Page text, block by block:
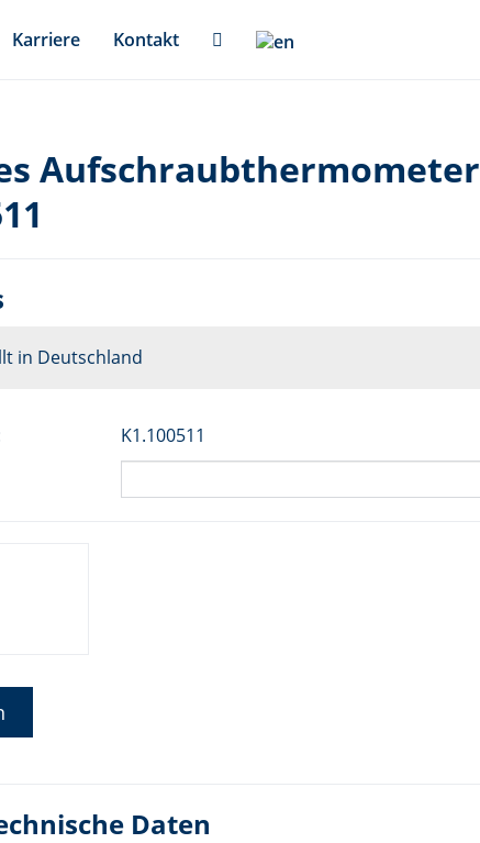
Karriere Kontakt
Aufschraubthermometer
in Deutschland
K1.100511
Daten